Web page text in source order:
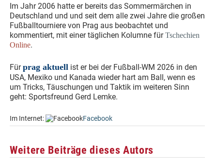
Im Jahr 2006 hatte er bereits das Sommermärchen in
Deutschland und und seit dem alle zwei Jahre die großen
Fußballtourniere von Prag aus beobachtet und
kommentiert, mit einer täglichen Kolumne fürTschechien
Online.
Fürprag aktuell ist er bei der Fußball-WM 2026 in den
USA, Mexiko und Kanada wieder hart am Ball, wenn es
um Tricks, Täuschungen und Taktik im weiteren Sinn
geht: Sportsfreund Gerd Lemke.
Im Internet: Facebook
Weitere Beiträge dieses Autors